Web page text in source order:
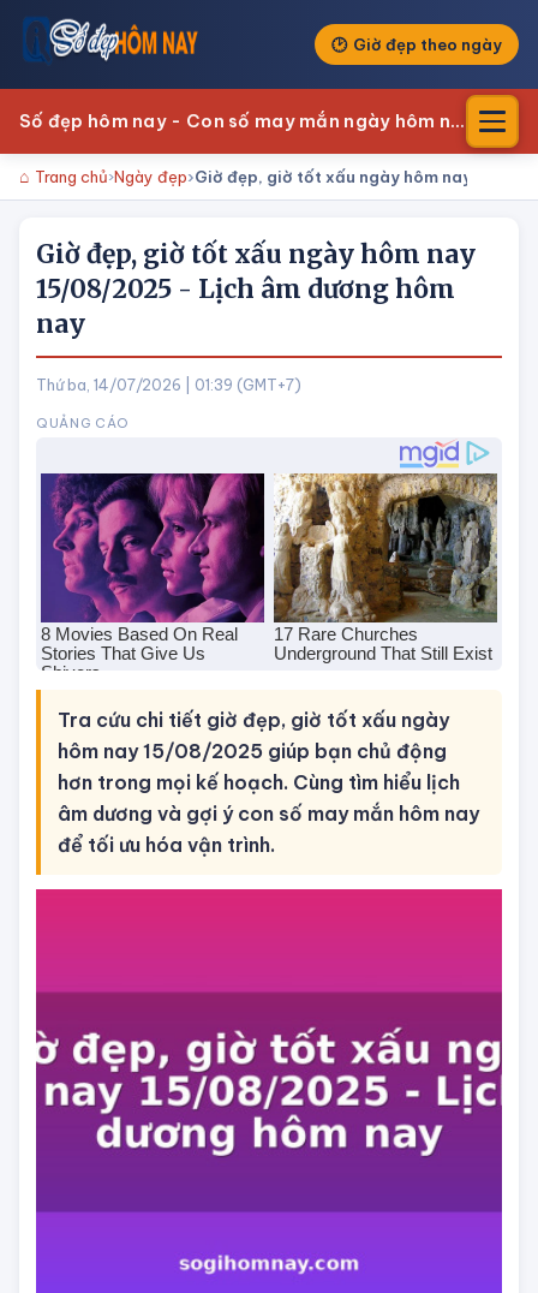
Giờ đẹp theo ngày
Số đẹp hôm nay - Con số may mắn ngày hôm nay
Trang chủ Ngày đẹp Giờ đẹp, giờ tốt xấu ngày hôm nay 15/
Giờ đẹp, giờ tốt xấu ngày hôm nay
15/08/2025 - Lịch âm dương hôm
nay
Thứ ba, 14/07/2026 | 01:39 (GMT+7)
Tra cứu chi tiết giờ đẹp, giờ tốt xấu ngày
hôm nay 15/08/2025 giúp bạn chủ động
hơn trong mọi kế hoạch. Cùng tìm hiểu lịch
để tối ưu hóa vận trình.